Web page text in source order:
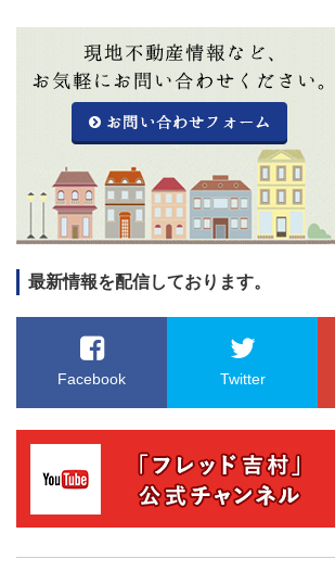
最新情報を配信しております。
Facebook Twitter